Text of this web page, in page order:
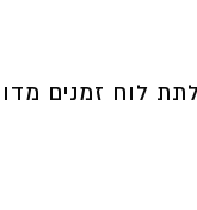
לוח זמנים